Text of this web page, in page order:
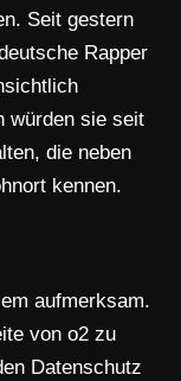
Seit gestern
Rapper
würden sie seit
die neben
kennen.
aufmerksam.
von o2 zu
Datenschutz